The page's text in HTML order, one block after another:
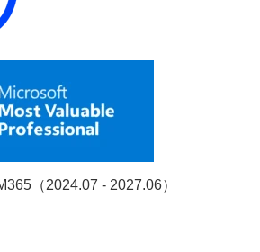
（2024.07 - 2027.06）